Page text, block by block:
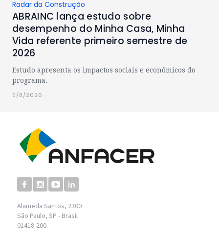
Radar da Construção
ABRAINC lança estudo sobre
desempenho do Minha Casa, Minha
Vida referente primeiro semestre de
2026
Estudo apresenta os impactos sociais e econômicos do
programa.
5/8/2026
Alameda Santos, 2300
São Paulo, SP - Brasil
01418-200